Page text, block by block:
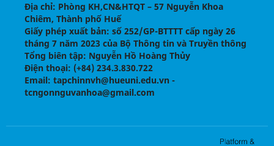
Địa chỉ: Phòng KH,CN&HTQT – 57 Nguyễn Khoa
Chiêm, Thành phố Huế
Giấy phép xuất bản: số 252/GP-BTTTT cấp ngày 26
tháng 7 năm 2023 của Bộ Thông tin và Truyền thông
Tổng biên tập: Nguyễn Hồ Hoàng Thủy
Điện thoại: (+84) 234.3.830.722
Email: tapchinnvh@hueuni.edu.vn -
tcngonnguvanhoa@gmail.com